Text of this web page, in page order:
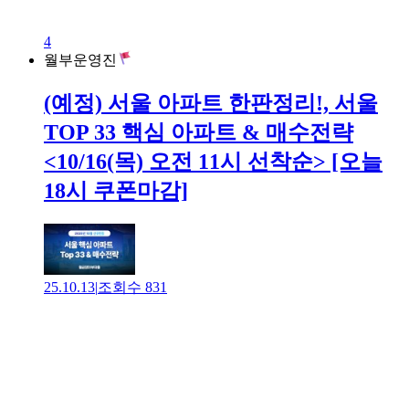
4
월부운영진
(예정) 서울 아파트 한판정리!, 서울
TOP 33 핵심 아파트 & 매수전략
<10/16(목) 오전 11시 선착순> [오늘
18시 쿠폰마감]
25.10.13|조회수 831